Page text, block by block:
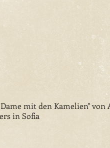
mit den Kamelien" von
in Sofia